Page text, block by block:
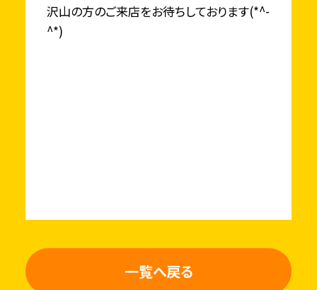
沢山の方のご来店をお待ちしております(*^-
^*)
一覧へ戻る